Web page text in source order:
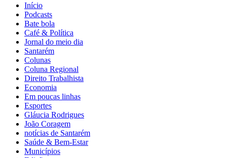
Início
Podcasts
Bate bola
Café & Política
Jornal do meio dia
Santarém
Colunas
Coluna Regional
Direito Trabalhista
Economia
Em poucas linhas
Esportes
Gláucia Rodrigues
João Coragem
notícias de Santarém
Saúde & Bem-Estar
Municípios